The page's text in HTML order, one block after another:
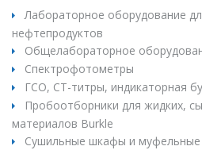
Лабораторное оборудование
нефтепродуктов
Общелабораторное
Спектрофотометры
ГСО, СТ-титры, индикаторная
Пробоотборники для жидких,
материалов Burkle
Сушильные шкафы и муфельные